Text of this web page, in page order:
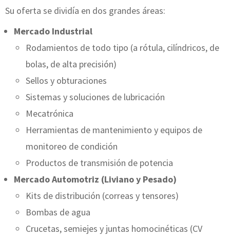
Su oferta se dividía en dos grandes áreas:
Mercado Industrial
Rodamientos de todo tipo (a rótula, cilíndricos, de
bolas, de alta precisión)
Sellos y obturaciones
Sistemas y soluciones de lubricación
Mecatrónica
Herramientas de mantenimiento y equipos de
monitoreo de condición
Productos de transmisión de potencia
Mercado Automotriz (Liviano y Pesado)
Kits de distribución (correas y tensores)
Bombas de agua
Crucetas, semiejes y juntas homocinéticas (CV